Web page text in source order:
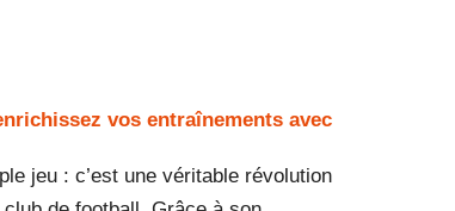
vos entraînements avec
jeu : c’est une véritable révolution